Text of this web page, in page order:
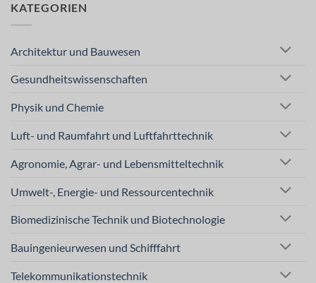
KATEGORIEN
Architektur und Bauwesen
Gesundheitswissenschaften
Physik und Chemie
Luft- und Raumfahrt und Luftfahrttechnik
Agronomie, Agrar- und Lebensmitteltechnik
Umwelt-, Energie- und Ressourcentechnik
Biomedizinische Technik und Biotechnologie
Bauingenieurwesen und Schifffahrt
Telekommunikationstechnik